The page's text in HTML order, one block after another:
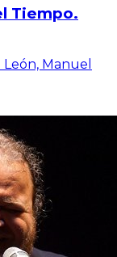
Tiempo.
Manuel